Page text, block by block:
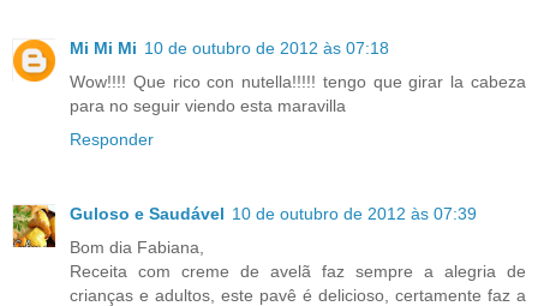
Mi Mi Mi 10 de outubro de 2012 às 07:18
Wow!!!! Que rico con nutella!!!!! tengo que girar la cabeza
para no seguir viendo esta maravilla
Responder
Guloso e Saudável 10 de outubro de 2012 às 07:39
Bom dia Fabiana,
Receita com creme de avelã faz sempre a alegria de
crianças e adultos, este pavê é delicioso, certamente faz a